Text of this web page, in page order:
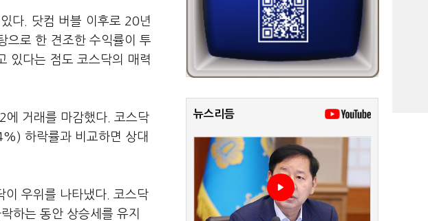
다. 닷컴 버블 이후로 20년
으로 한 견조한 수익률이 투
있다는 점도 코스닥의 매력
거래를 마감했다. 코스닥
하락률과 비교하면 상대
이 우위를 나타냈다. 코스닥
하는 동안 상승세를 유지
뉴스리듬